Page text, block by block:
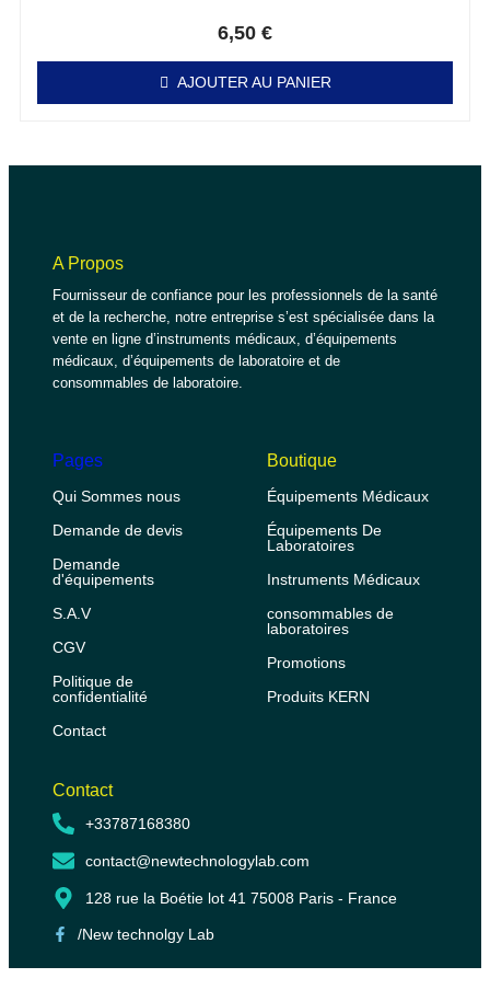
6,50 €
AJOUTER AU PANIER
A Propos
Fournisseur de confiance pour les professionnels de la santé
et de la recherche, notre entreprise s’est spécialisée dans la
vente en ligne d’instruments médicaux, d’équipements
médicaux, d’équipements de laboratoire et de
consommables de laboratoire.
Pages
Qui Sommes nous
Demande de devis
Demande
d'équipements
S.A.V
CGV
Politique de
confidentialité
Contact
Boutique
Équipements Médicaux
Équipements De
Laboratoires
Instruments Médicaux
consommables de
laboratoires
Promotions
Produits KERN
Contact
+33787168380
contact@newtechnologylab.com
128 rue la Boétie lot 41 75008 Paris - France
/New technolgy Lab